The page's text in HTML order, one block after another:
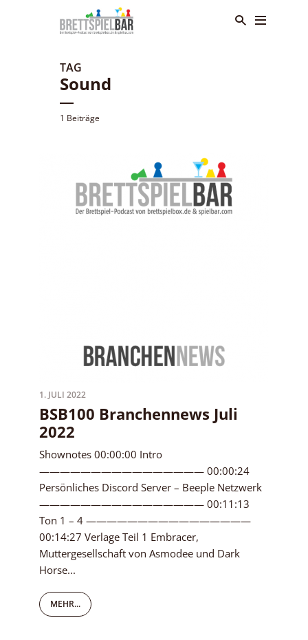
TAG
Sound
1 Beiträge
1. JULI 2022
BSB100 Branchennews Juli
2022
Shownotes 00:00:00 Intro
———————————————— 00:00:24
Persönliches Discord Server – Beeple Netzwerk
———————————————— 00:11:13
Ton 1 – 4 ————————————————
00:14:27 Verlage Teil 1 Embracer,
Muttergesellschaft von Asmodee und Dark
Horse...
MEHR...